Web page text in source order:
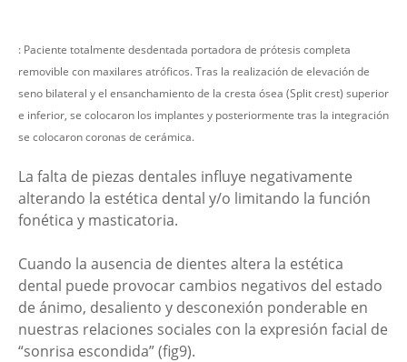
: Paciente totalmente desdentada portadora de prótesis completa
removible con maxilares atróficos. Tras la realización de elevación de
seno bilateral y el ensanchamiento de la cresta ósea (Split crest) superior
e inferior, se colocaron los implantes y posteriormente tras la integración
se colocaron coronas de cerámica.
La falta de piezas dentales influye negativamente
alterando la estética dental y/o limitando la función
fonética y masticatoria.
Cuando la ausencia de dientes altera la estética
dental puede provocar cambios negativos del estado
de ánimo, desaliento y desconexión ponderable en
nuestras relaciones sociales con la expresión facial de
“sonrisa escondida” (fig9).